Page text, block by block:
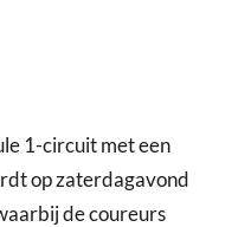
1-circuit met een
op zaterdagavond
de coureurs